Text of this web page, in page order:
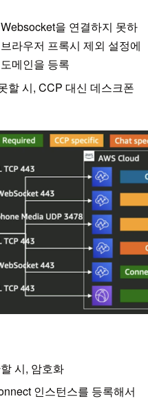
을 연결하지 못하
라우저 프록시 제외 설정에
메인을 등록
할 시, CCP 대신 데스크폰
시, 암호화
인스턴스를 등록해서